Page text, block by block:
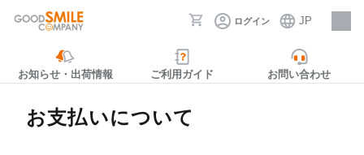
ログイン JP
採用情報
お知らせ・出荷情報 ご利用ガイド お問い合わせ
お支払いについて